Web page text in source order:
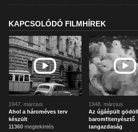
KAPCSOLÓDÓ FILMHÍREK
1947. március
Ahol a hároméves terv
készült
11360 megtekintés
1948. március
Az újjáépült
baromfitenyésztő
tangazdaság